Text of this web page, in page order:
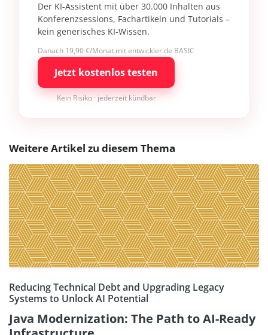
Der KI-Assistent mit über 30.000 Inhalten aus
Konferenzsessions, Fachartikeln und Tutorials –
kein generisches KI-Wissen.
Danach 19,90 €/Monat mit entwickler.de BASIC
Jetzt kostenlos testen
Kein Risiko · jederzeit kündbar
Weitere Artikel zu diesem Thema
Reducing Technical Debt and Upgrading Legacy
Systems to Unlock AI Potential
Java Modernization: The Path to AI-Ready